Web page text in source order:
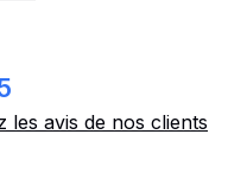
les avis de nos clients